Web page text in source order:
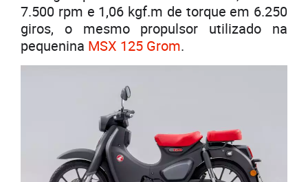
7.500 rpm e 1,06 kgf.m de torque em 6.250
giros, o mesmo propulsor utilizado na
pequenina MSX 125 Grom.